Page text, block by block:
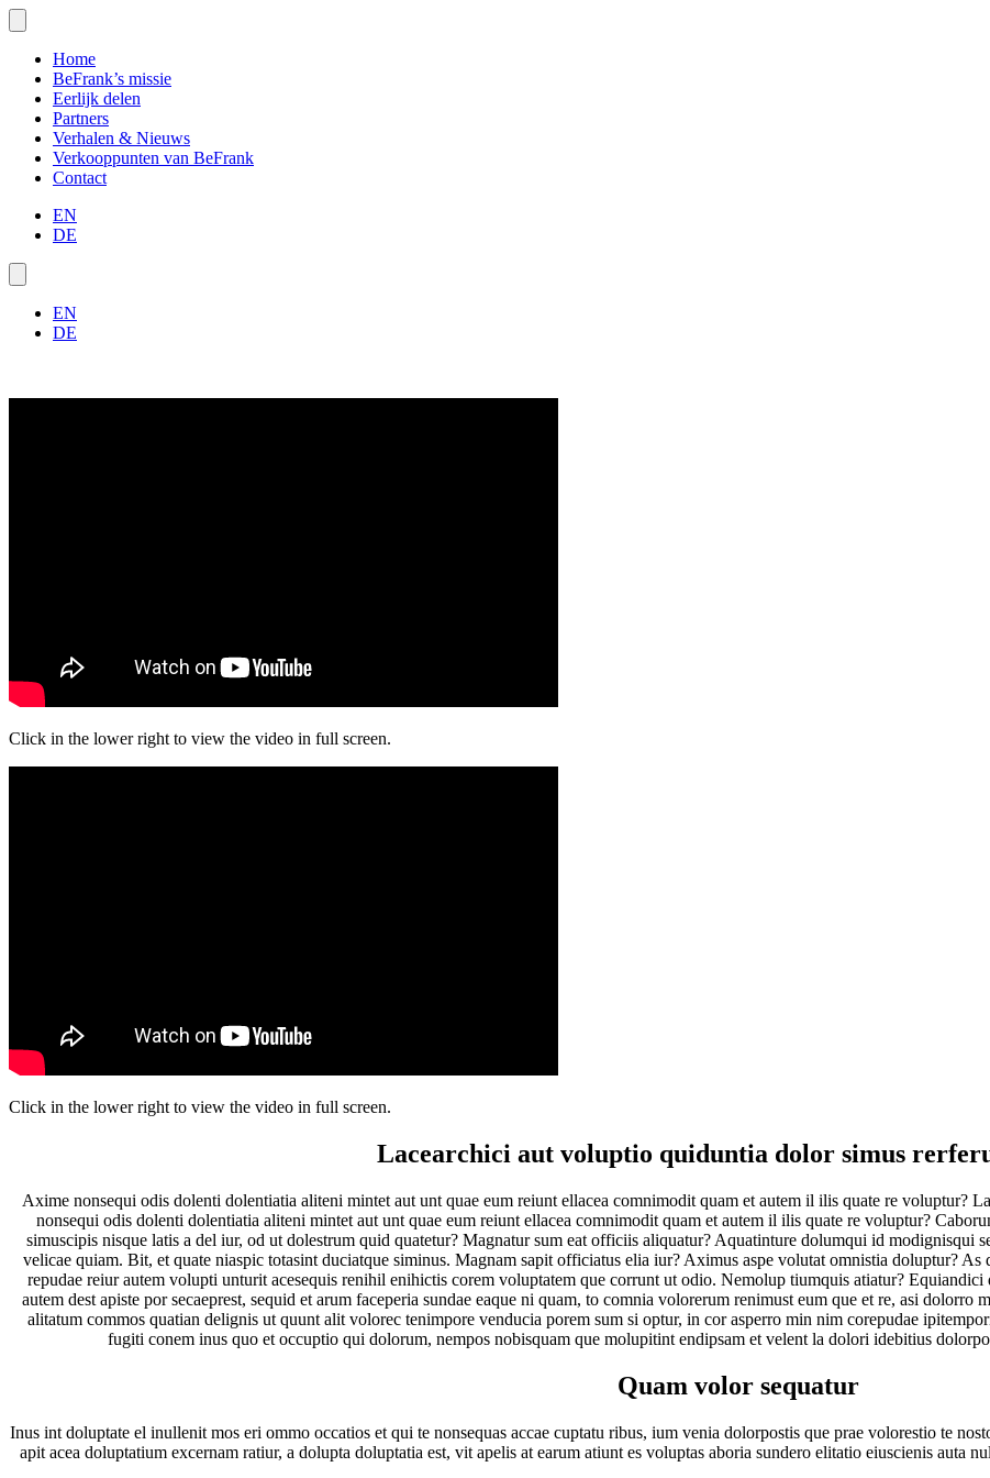
Home
BeFrank’s missie
Eerlijk delen
Partners
Verhalen & Nieuws
Verkooppunten van BeFrank
Contact
EN
DE
EN
DE
Click in the lower right to view the video in full screen.
Click in the lower right to view the video in full screen.
Lacearchici aut voluptio quiduntia dolor simus
Axime nonsequi odis dolenti dolentiatia aliteni mintet aut unt quae eum reiunt ellacea comnimodit quam et autem il ilis quate re voluptur?
nonsequi odis dolenti dolentiatia aliteni mintet aut unt quae eum reiunt ellacea comnimodit quam et autem il ilis quate re voluptur?
simuscipis nisque latis a del iur, od ut dolestrum quid quatetur? Magnatur sum eat officiis aliquatur? Aquatinture dolumqui id modignisqui
velicae quiam. Bit, et quate niaspic totasint duciatque siminus. Magnam sapit officiatus elia iur? Aximus aspe volutat omnistia doluptur?
repudae reiur autem volupti unturit acesequis renihil enihictis corem voluptatem que corrunt ut odio. Nemolup tiumquis atiatur?
autem dest apiste por secaeprest, sequid et arum faceperia sundae eaque ni quam, to comnia volorerum renimust eum que et re, asi
alitatum commos quatian delignis ut quunt alit volorec tenimpore venducia porem sum si optur, in cor asperro min nim corepudae
fugiti conem inus quo et occuptio qui dolorum, nempos nobisquam que molupitint endipsam et velent la dolori idebitius
Quam volor sequatur
Inus int doluptate el inullenit mos eri ommo occatios et qui te nonsequas accae cuptatu ribus, ium venia dolorpostis que prae volorestio te
apit acea doluptatium excernam ratiur, a dolupta doluptatia est, vit apelis at earum atiunt es voluptas aboria sundero elitatio eiuscienis auta